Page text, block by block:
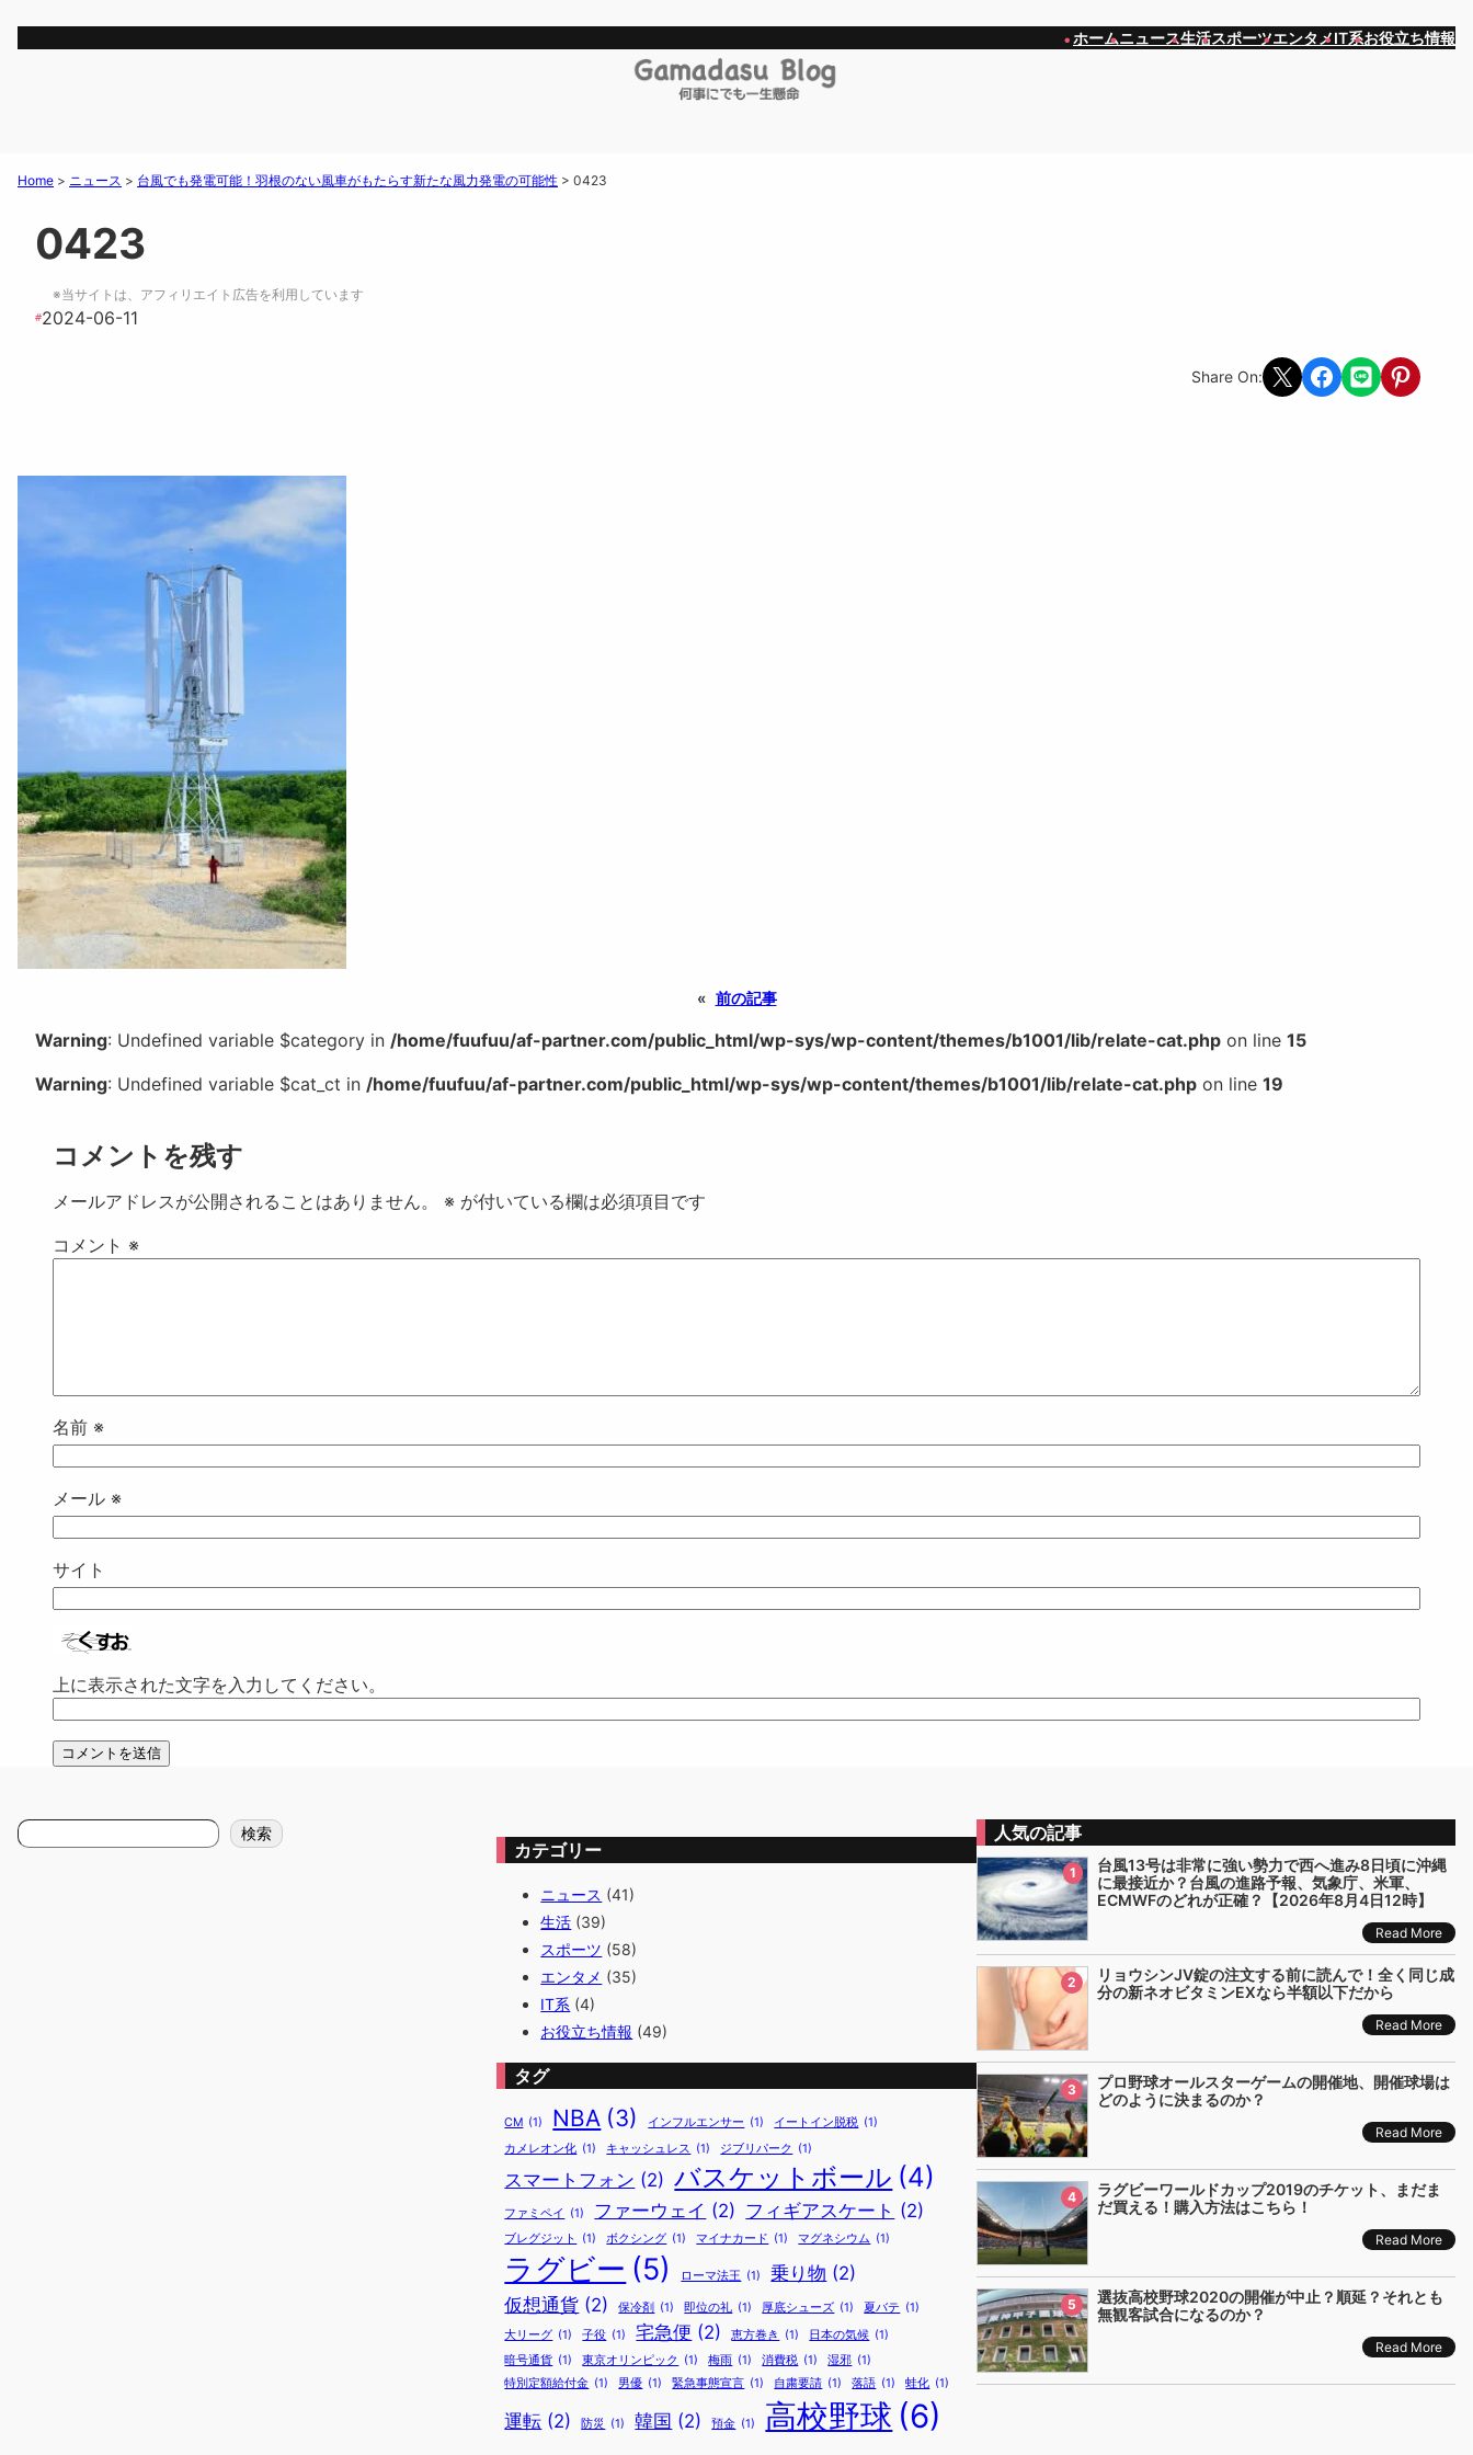
ホームニュース生活スポーツエンタメIT系お役立ち情報
Home > ニュース > 台風でも発電可能！羽根のない風車がもたらす新たな風力発電の可能性 > 0423
0423
※当サイトは、アフィリエイト広告を利用しています
#2024-06-11
Share On: Share on X Share on Facebook
Share on LINEShare on
« 前の記事
Warning: Undefined variable $category in /home/fuufuu/af-partner.com/public_html/wp-sys/wp-content/themes/b1001/lib/relate-cat.php on line 15
Warning: Undefined variable $cat_ct in /home/fuufuu/af-partner.com/public_html/wp-sys/wp-content/themes/b1001/lib/relate-cat.php on line 19
コメントを残す
メールアドレスが公開されることはありません。 ※ が付いている欄は必須項目です
コメント ※
名前 ※
メール ※
サイト
上に表示された文字を入力してください。
検
索
検索
カテゴリー
ニュース (41)
生活 (39)
スポーツ (58)
エンタメ (35)
IT系 (4)
お役立ち情報 (49)
タグ
CM (1) NBA (3) インフルエンサー (1) イートイン脱税 (1)
カメレオン化 (1) キャッシュレス (1) ジブリパーク (1)
スマートフォン (2) バスケットボール (4)
ファミペイ (1) ファーウェイ (2) フィギアスケート (2)
ブレグジット (1) ボクシング (1) マイナカード (1) マグネシウム (1)
ラグビー (5) ローマ法王 (1) 乗り物 (2)
仮想通貨 (2) 保冷剤 (1) 即位の礼 (1) 厚底シューズ (1) 夏バテ (1)
大リーグ (1) 子役 (1) 宅急便 (2) 恵方巻き (1) 日本の気候 (1)
暗号通貨 (1) 東京オリンピック (1) 梅雨 (1) 消費税 (1) 湿邪 (1)
特別定額給付金 (1) 男優 (1) 緊急事態宣言 (1) 自粛要請 (1) 落語 (1) 蛙化 (1)
運転 (2) 防災 (1) 韓国 (2) 預金 (1) 高校野球 (6)
人気の記事
1
台風13号は非常に強い勢力で西へ進み8日頃に沖縄
に最接近か？台風の進路予報、気象庁、米軍、
ECMWFのどれが正確？【2026年8月4日12時】
Read More
2
リョウシンJV錠の注文する前に読んで！全く同じ成
分の新ネオビタミンEXなら半額以下だから
Read More
3
プロ野球オールスターゲームの開催地、開催球場は
どのように決まるのか？
Read More
4
ラグビーワールドカップ2019のチケット、まだま
だ買える！購入方法はこちら！
Read More
5
選抜高校野球2020の開催が中止？順延？それとも
無観客試合になるのか？
Read More